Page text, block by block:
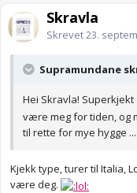
Skravla
Skrevet23.
Supramundane
Hei Skravla!
være meg for tiden, og
til rette for mye hygge
Kjekk type, turer til Italia,
være deg.